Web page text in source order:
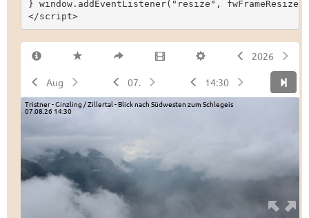
} window.addEventListener("resize",
</script>